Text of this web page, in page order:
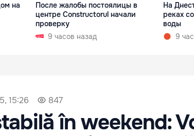
на
После жалобы постоялицы в
центре Constructorul начали
проверку
9 часов назад
На
реках
воды
9
15:26 847
în weekend: